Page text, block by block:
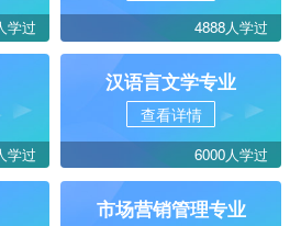
学过 4888人学过
学过
汉语言文学专业
查看详情
6000人学过
市场营销管理专业